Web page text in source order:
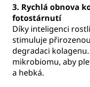
3. Rychlá obnova
fotostárnutí
Díky inteligenci
stimuluje
degradaci
mikrobiomu, aby
a hebká.